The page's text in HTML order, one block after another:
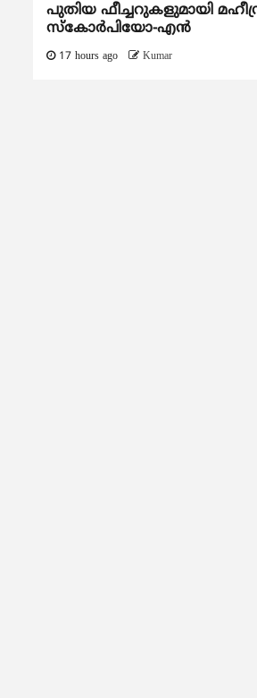
പുതിയ ഫീച്ചറുകളുമായി
സ്കോർപിയോ-എൻ
17 hours ago Kumar